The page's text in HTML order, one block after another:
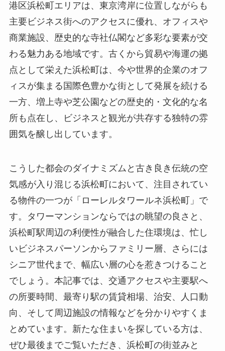
港区浜松町エリアは、東京湾岸に位置しながらも
主要ビジネス街へのアクセスに優れ、オフィスや
商業施設、歴史的な寺社仏閣など多彩な要素が交
わる魅力ある地域です。古くから貿易や海運の拠
点として栄えた浜松町は、今や世界的企業のオフ
ィスが集まる国際色豊かな街として発展を続ける
一方、増上寺や芝公園などの歴史的・文化的な名
所も点在し、ビジネスと観光が共存する独特の雰
囲気を醸し出しています。
こうした都会のダイナミズムと古き良き伝統の空
気感が入り混じる浜松町において、注目されてい
る物件の一つが「ローレルタワールネ浜松町」で
す。タワーマンションならではの眺望の良さと、
浜松町駅周辺の利便性が融合した住環境は、忙し
いビジネスパーソンからファミリー層、さらには
シニア世代まで、幅広い層の心を惹きつけること
でしょう。本記事では、交通アクセスや主要駅へ
の所要時間、最寄り駅の賃貸相場、治安、人口動
向、そして周辺施設の情報などを分かりやすくま
とめています。新たな住まいを探している方は、
ぜひ最後までご覧いただき、浜松町の街並みと